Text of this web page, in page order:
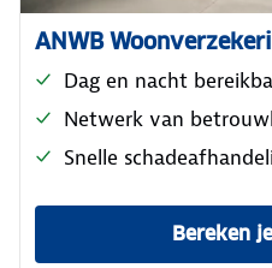
ANWB
Dag en nacht
Netwerk van
Snelle
Bereken